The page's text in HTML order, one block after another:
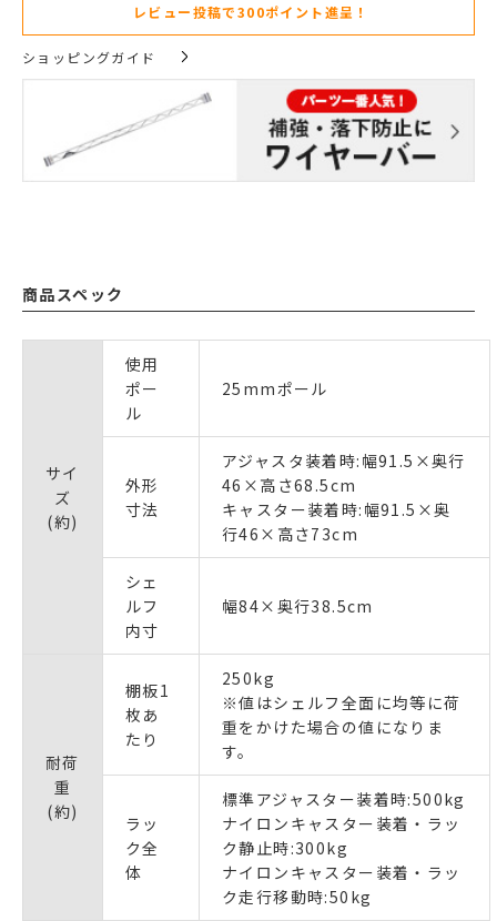
レビュー投稿で300ポイント進呈！
ショッピングガイド
商品スペック
サイ
ズ
(約)
使用
ポー
ル
25mmポール
外形
寸法
アジャスタ装着時:幅91.5×奥行
46×高さ68.5cm
キャスター装着時:幅91.5×奥
行46×高さ73cm
シェ
ルフ
内寸
幅84×奥行38.5cm
耐荷
重
(約)
棚板1
枚あ
たり
250kg
※値はシェルフ全面に均等に荷
重をかけた場合の値になりま
す。
ラッ
ク全
体
標準アジャスター装着時:500kg
ナイロンキャスター装着・ラッ
ク静止時:300kg
ナイロンキャスター装着・ラッ
ク走行移動時:50kg